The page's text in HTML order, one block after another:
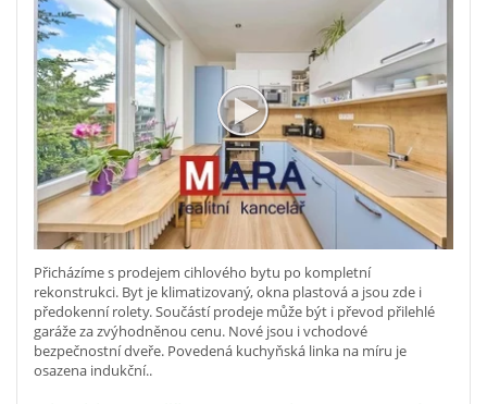
Přicházíme s prodejem cihlového bytu po kompletní
rekonstrukci. Byt je klimatizovaný, okna plastová a jsou zde i
předokenní rolety. Součástí prodeje může být i převod přilehlé
garáže za zvýhodněnou cenu. Nové jsou i vchodové
bezpečnostní dveře. Povedená kuchyňská linka na míru je
osazena indukční..